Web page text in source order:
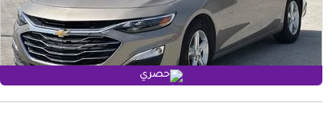
حصري